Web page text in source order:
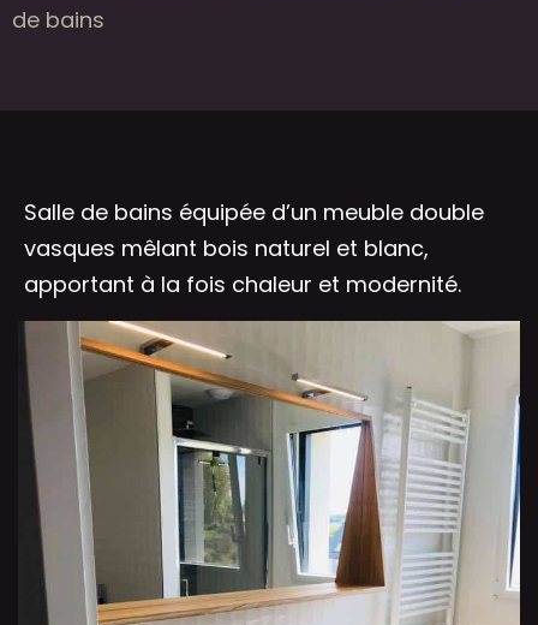
de bains
Salle de bains équipée d’un meuble double
vasques mêlant bois naturel et blanc,
apportant à la fois chaleur et modernité.